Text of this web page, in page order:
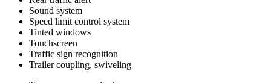
Sound system
Speed limit control system
Tinted windows
Touchscreen
Traffic sign recognition
Trailer coupling, swiveling